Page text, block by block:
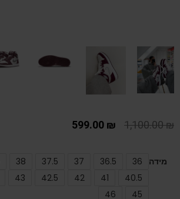
1,100.00₪
599.00 ₪
מידה 36
36.5
37
37.5
38
40.5
41
42
42.5
43
45
46